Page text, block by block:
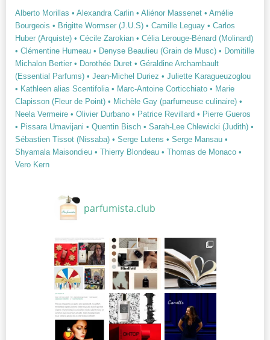
Alberto Morillas • Alexandra Carlin • Aliénor Massenet • Amélie
Bourgeois • Brigitte Wormser (J.U.S) • Camille Leguay • Carlos
Huber (Arquiste) • Cécile Zarokian • Célia Lerouge-Bénard (Molinard)
• Clémentine Humeau • Denyse Beaulieu (Grain de Musc) • Domitille
Michalon Bertier • Dorothée Duret • Géraldine Archambault
(Essential Parfums) • Jean-Michel Duriez • Juliette Karagueuzoglou
• Kathleen alias Scentifolia • Marc-Antoine Corticchiato • Marie
Clapisson (Fleur de Point) • Michèle Gay (parfumeuse culinaire) •
Neela Vermeire • Olivier Durbano • Patrice Revillard • Pierre Gueros
• Pissara Umavijani • Quentin Bisch • Sarah-Lee Chlewicki (Judith) •
Sébastien Tissot (Nissaba) • Serge Lutens • Serge Mansau •
Shyamala Maisondieu • Thierry Blondeau • Thomas de Monaco •
Vero Kern
parfumista.club